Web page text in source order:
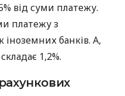
від суми платежу.
платежу з
іноземних банків. А,
1,2%.